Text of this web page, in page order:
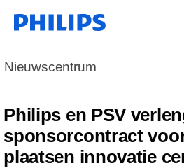
Nieuwscentrum
Philips en PSV
sponsorcontract
plaatsen innovatie